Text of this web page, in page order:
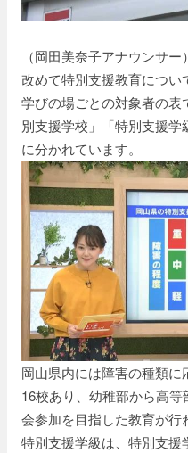
（岡田美奈子アナウンサー）
改めて特別支援教育につい
学びの場ごとの対象者の
別支援学校」「特別支援
に分かれています。
岡山県内には障害の種類
16校あり、幼稚部から高
会参加を目指した教育が行
特別支援学級は、特別支